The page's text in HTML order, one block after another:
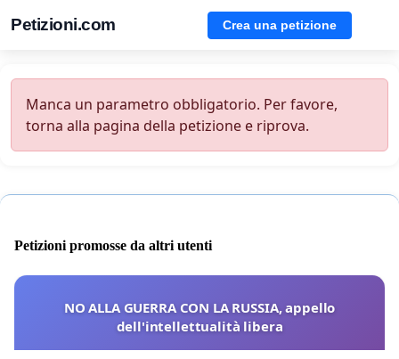
Petizioni.com Crea una petizione
Manca un parametro obbligatorio. Per favore,
torna alla pagina della petizione e riprova.
Petizioni promosse da altri utenti
NO ALLA GUERRA CON LA RUSSIA, appello
dell'intellettualità libera